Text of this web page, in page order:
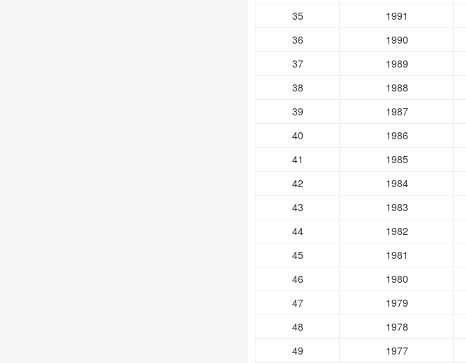
35
1991
36
1990
37
1989
38
1988
39
1987
40
1986
41
1985
42
1984
43
1983
44
1982
45
1981
46
1980
47
1979
48
1978
49
1977